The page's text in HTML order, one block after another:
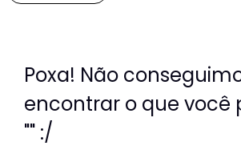
Poxa! Não
encontrar o que você
"" :/